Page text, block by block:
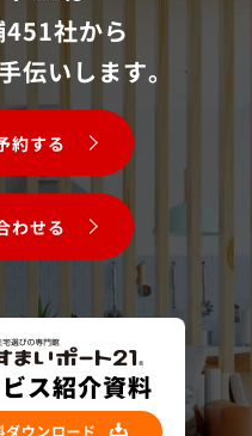
451社から
伝いします。
約する
わせる